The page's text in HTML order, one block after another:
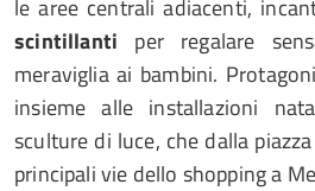
le aree centrali adiacenti,
scintillanti per regalare
meraviglia ai bambini.
insieme alle installazioni
sculture di luce, che dalla
principali vie dello shopping a